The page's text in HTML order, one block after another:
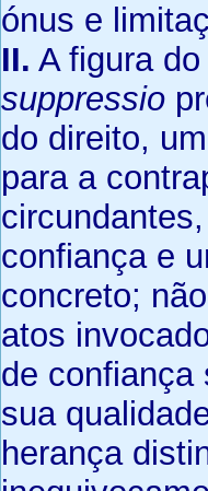
ónus e
II. A figura
suppressio
do direito,
para a
confiança e
concreto;
atos
de confiança
sua
herança